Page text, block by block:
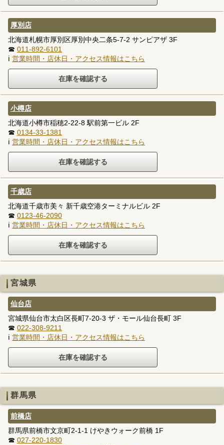
厚別店
北海道札幌市厚別区厚別中央二条5-7-2 サンピアザ 3F
☎ 011-892-6101
ℹ 営業時間・店休日・アクセス情報はこちら
小樽店
北海道小樽市稲穂2-22-8 駅前第一ビル 2F
☎ 0134-33-1381
ℹ 営業時間・店休日・アクセス情報はこちら
千歳店
北海道千歳市美々 新千歳空港ターミナルビル 2F
☎ 0123-46-2090
ℹ 営業時間・店休日・アクセス情報はこちら
宮城県
仙台店
宮城県仙台市太白区長町7-20-3 ザ・モール仙台長町 3F
☎ 022-308-9211
ℹ 営業時間・店休日・アクセス情報はこちら
群馬県
前橋店
群馬県前橋市文京町2-1-1 けやきウォーク前橋 1F
☎ 027-220-1830